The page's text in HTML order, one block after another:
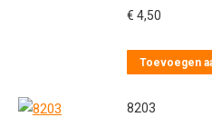
€ 4,50
Toevoegen
8203